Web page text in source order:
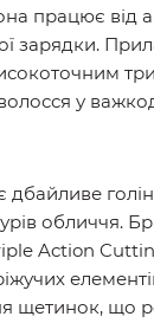
працює від
зарядки.
у
дбайливе
обличчя.
Action
щетинок, що